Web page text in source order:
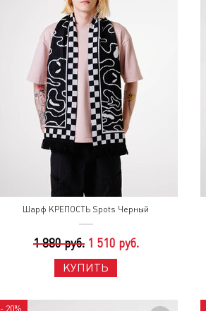
Шарф КРЕПОСТЬ Spots Черный
1 880 руб. 1 510 руб.
КУПИТЬ
- 20%